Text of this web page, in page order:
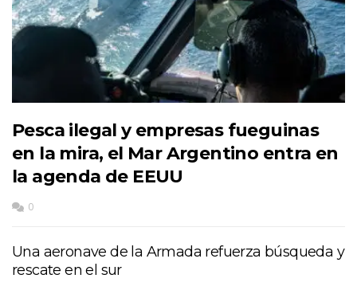
Pesca ilegal y empresas fueguinas
en la mira, el Mar Argentino entra en
la agenda de EEUU
0
Una aeronave de la Armada refuerza búsqueda y
rescate en el sur